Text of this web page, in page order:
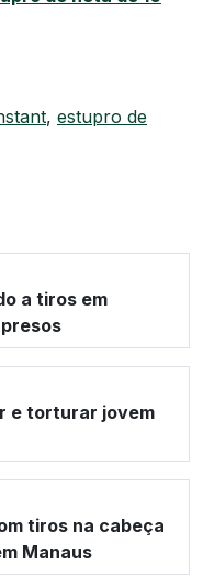
, estupro de
a tiros em
e torturar jovem
tiros na cabeça
Manaus